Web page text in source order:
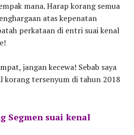
mana. Harap korang semua
atas kepenatan
perkataan di entri suai kenal
jangan kecewa! Sebab saya
korang tersenyum di tahun 2018
Segmen suai kenal